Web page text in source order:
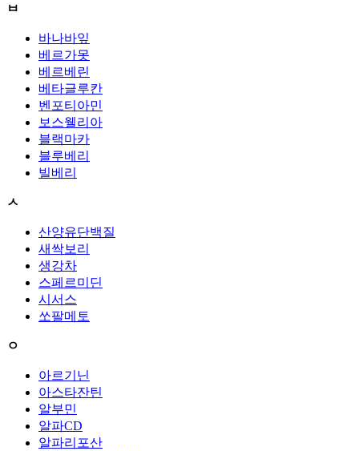
ㅂ
바나바잎
베르가못
베르베린
베타글루칸
벤포티아민
보스웰리아
블랙마카
블루베리
빌베리
ㅅ
산양유단백질
새싹보리
생강차
스페르미딘
시서스
쏘팔메토
ㅇ
아르기닌
아스타잔틴
알부민
알파CD
알파리포산